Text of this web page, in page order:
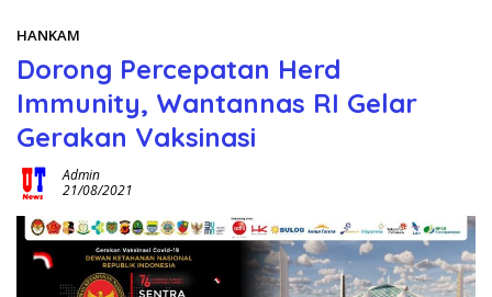
HANKAM
Dorong Percepatan Herd
Immunity, Wantannas RI Gelar
Gerakan Vaksinasi
Admin
21/08/2021